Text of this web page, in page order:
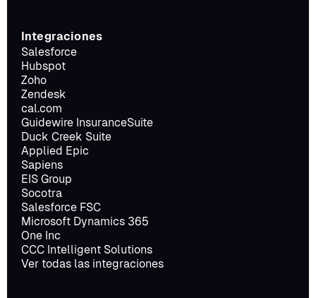
Integraciones
Salesforce
Hubspot
Zoho
Zendesk
cal.com
Guidewire InsuranceSuite
Duck Creek Suite
Applied Epic
Sapiens
EIS Group
Socotra
Salesforce FSC
Microsoft Dynamics 365
One Inc
CCC Intelligent Solutions
Ver todas las integraciones